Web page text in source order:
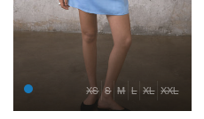
XS S M L XL XXL